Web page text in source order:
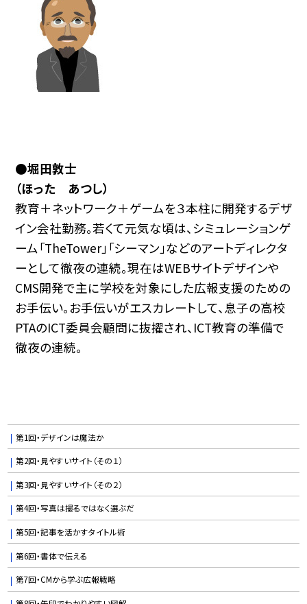
●堀田敦士
（ほった あつし）
教育＋ネットワーク＋ゲームを３本柱に開発するデザ
イン会社勤務。若くて元気な頃は、シミュレーションゲ
ーム「TheTower」「シーマン」などのアートディレクタ
ーとして徹夜の連続。現在はWEBサイトデザインや
CMS開発で主に学校を対象にした広報支援のための
お手伝い。お手伝いがエスカレートして、息子の高校
PTAのICT委員会顧問に抜擢され、ICT教育の準備で
徹夜の連続。
第1回・デザインは魔法か
第2回・見やすいサイト（その１）
第3回・見やすいサイト（その２）
第4回・写真は撮るではなく選ぶだ
第5回・記事を活かすタイトル術
第6回・書体で伝える
第7回・CMから学ぶ広報戦略